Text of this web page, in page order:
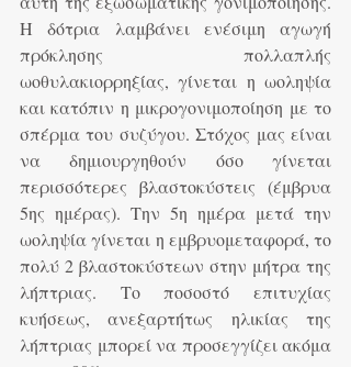
Η δότρια λαμβάνει ενέσιμη αγωγή
πρόκλησης πολλαπλής
ωοθυλακιορρηξίας, γίνεται η ωοληψία
και κατόπιν η μικρογονιμοποίηση με το
σπέρμα του συζύγου. Στόχος μας είναι
να δημιουργηθούν όσο γίνεται
περισσότερες βλαστοκύστεις (έμβρυα
5ης ημέρας). Την 5η ημέρα μετά την
ωοληψία γίνεται η εμβρυομεταφορά, το
πολύ 2 βλαστοκύστεων στην μήτρα της
λήπτριας. Το ποσοστό επιτυχίας
κυήσεως, ανεξαρτήτως ηλικίας της
λήπτριας μπορεί να προσεγγίζει ακόμα